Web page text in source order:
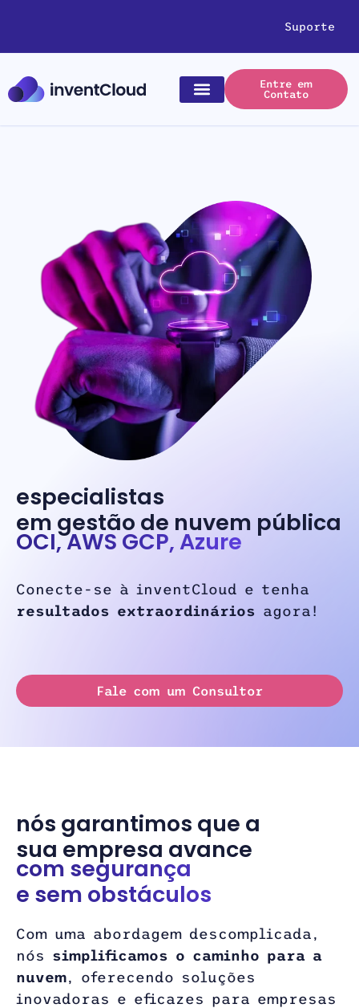
Suporte
Entre em
Contato
especialistas
em gestão de nuvem pública
OCI, AWS GCP, Azure
Conecte-se à inventCloud e tenha
resultados extraordinários agora!
Fale com um Consultor
nós garantimos que a
sua empresa avance
com segurança
e sem obstáculos
Com uma abordagem descomplicada,
nós simplificamos o caminho para a
nuvem, oferecendo soluções
inovadoras e eficazes para empresas